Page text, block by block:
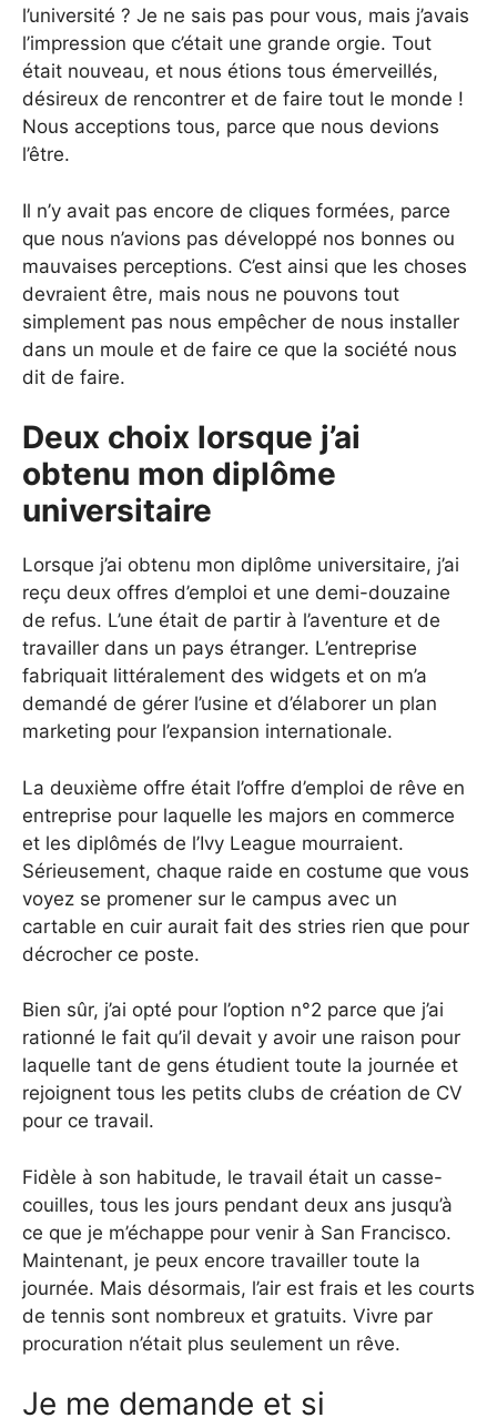
l’université ? Je ne sais pas pour vous, mais j’avais
l’impression que c’était une grande orgie. Tout
était nouveau, et nous étions tous émerveillés,
désireux de rencontrer et de faire tout le monde !
Nous acceptions tous, parce que nous devions
l’être.
Il n’y avait pas encore de cliques formées, parce
que nous n’avions pas développé nos bonnes ou
mauvaises perceptions. C’est ainsi que les choses
devraient être, mais nous ne pouvons tout
simplement pas nous empêcher de nous installer
dans un moule et de faire ce que la société nous
dit de faire.
Deux choix lorsque j’ai
obtenu mon diplôme
universitaire
Lorsque j’ai obtenu mon diplôme universitaire, j’ai
reçu deux offres d’emploi et une demi-douzaine
de refus. L’une était de partir à l’aventure et de
travailler dans un pays étranger. L’entreprise
fabriquait littéralement des widgets et on m’a
demandé de gérer l’usine et d’élaborer un plan
marketing pour l’expansion internationale.
La deuxième offre était l’offre d’emploi de rêve en
entreprise pour laquelle les majors en commerce
et les diplômés de l’Ivy League mourraient.
Sérieusement, chaque raide en costume que vous
voyez se promener sur le campus avec un
cartable en cuir aurait fait des stries rien que pour
décrocher ce poste.
Bien sûr, j’ai opté pour l’option n°2 parce que j’ai
rationné le fait qu’il devait y avoir une raison pour
laquelle tant de gens étudient toute la journée et
rejoignent tous les petits clubs de création de CV
pour ce travail.
Fidèle à son habitude, le travail était un casse-
couilles, tous les jours pendant deux ans jusqu’à
ce que je m’échappe pour venir à San Francisco.
Maintenant, je peux encore travailler toute la
journée. Mais désormais, l’air est frais et les courts
de tennis sont nombreux et gratuits. Vivre par
procuration n’était plus seulement un rêve.
Je me demande et si